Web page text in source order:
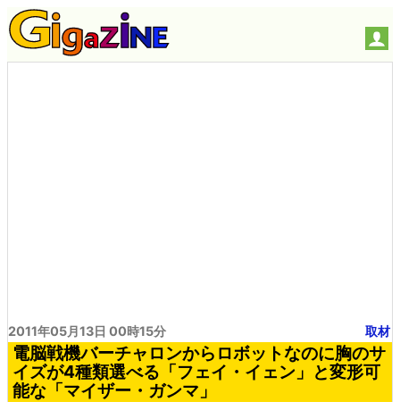
2011年05月13日 00時15分 取材
電脳戦機バーチャロンからロボットなのに胸のサ
イズが4種類選べる「フェイ・イェン」と変形可
能な「マイザー・ガンマ」